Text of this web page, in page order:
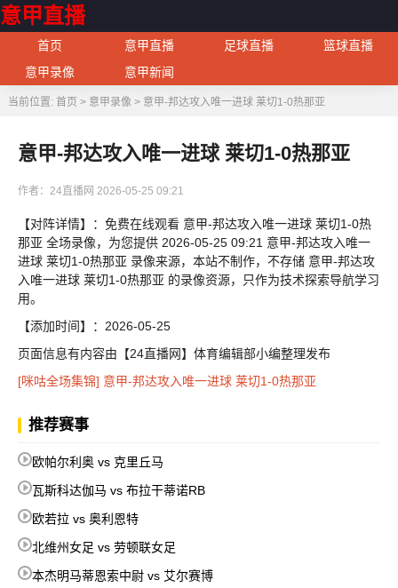
意甲直播
首页 意甲直播 足球直播
篮球直播
意甲录像
意甲新闻
当前位置: 首页 > 意甲录像> 意甲-邦达攻入唯一进球 莱切1-0热那亚
意甲-邦达攻入唯一进球 莱切1-0热那亚
作者：24直播网 2026-05-25 09:21
【对阵详情】：免费在线观看 意甲-邦达攻入唯一进球 莱切1-0热
那亚 全场录像，为您提供 2026-05-25 09:21 意甲-邦达攻入唯一
进球 莱切1-0热那亚 录像来源，本站不制作，不存储 意甲-邦达攻
入唯一进球 莱切1-0热那亚 的录像资源，只作为技术探索导航学习
用。
【添加时间】：2026-05-25
页面信息有内容由【24直播网】体育编辑部小编整理发布
[咪咕全场集锦] 意甲-邦达攻入唯一进球 莱切1-0热那亚
推荐赛事
欧帕尔利奥 vs 克里丘马
瓦斯科达伽马 vs 布拉干蒂诺RB
欧若拉 vs 奥利恩特
北维州女足 vs 劳顿联女足
本杰明马蒂恩索中尉 vs 艾尔赛博